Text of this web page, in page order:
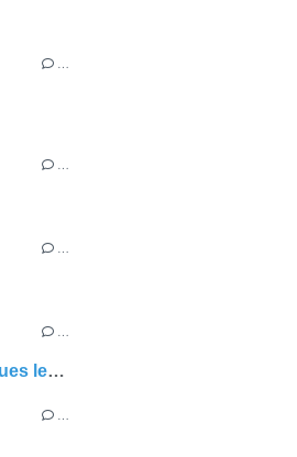
…
…
…
…
un amour, des amours et quelques lettres euphoniques par-ci, par-là...
…